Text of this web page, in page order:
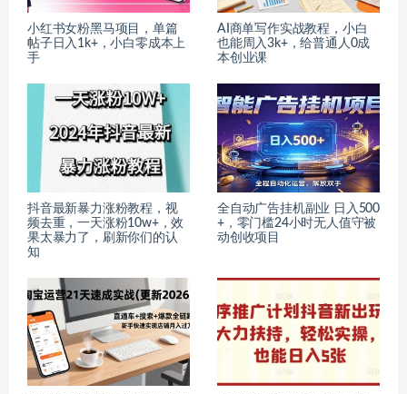
小红书女粉黑马项目，单篇
帖子日入1k+，小白零成本上
手
AI商单写作实战教程，小白
也能周入3k+，给普通人0成
本创业课
抖音最新暴力涨粉教程，视
频去重，一天涨粉10w+，效
果太暴力了，刷新你们的认
知
全自动广告挂机副业 日入500
+，零门槛24小时无人值守被
动创收项目